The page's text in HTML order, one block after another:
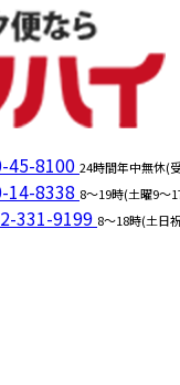
45-8100 24時間年中無休(
14-8338 8～19時(土曜9～
331-9199 8～18時(土日